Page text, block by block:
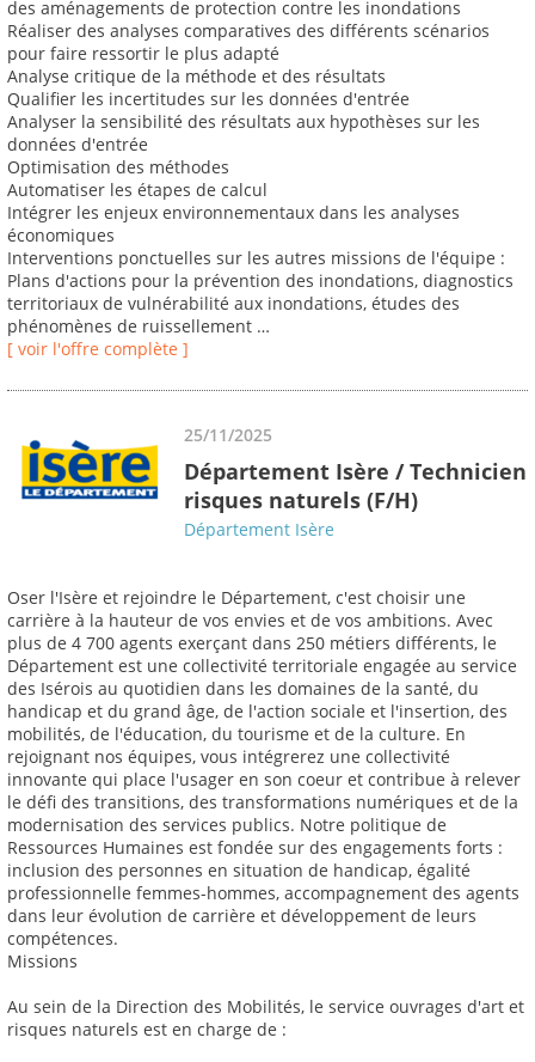
des aménagements de protection contre les inondations
Réaliser des analyses comparatives des différents scénarios
pour faire ressortir le plus adapté
Analyse critique de la méthode et des résultats
Qualifier les incertitudes sur les données d'entrée
Analyser la sensibilité des résultats aux hypothèses sur les
données d'entrée
Optimisation des méthodes
Automatiser les étapes de calcul
Intégrer les enjeux environnementaux dans les analyses
économiques
Interventions ponctuelles sur les autres missions de l'équipe :
Plans d'actions pour la prévention des inondations, diagnostics
territoriaux de vulnérabilité aux inondations, études des
phénomènes de ruissellement …
[ voir l'offre complète ]
25/11/2025
Département Isère / Technicien
risques naturels (F/H)
Département Isère
Oser l'Isère et rejoindre le Département, c'est choisir une
carrière à la hauteur de vos envies et de vos ambitions. Avec
plus de 4 700 agents exerçant dans 250 métiers différents, le
Département est une collectivité territoriale engagée au service
des Isérois au quotidien dans les domaines de la santé, du
handicap et du grand âge, de l'action sociale et l'insertion, des
mobilités, de l'éducation, du tourisme et de la culture. En
rejoignant nos équipes, vous intégrerez une collectivité
innovante qui place l'usager en son coeur et contribue à relever
le défi des transitions, des transformations numériques et de la
modernisation des services publics. Notre politique de
Ressources Humaines est fondée sur des engagements forts :
inclusion des personnes en situation de handicap, égalité
professionnelle femmes-hommes, accompagnement des agents
dans leur évolution de carrière et développement de leurs
compétences.
Missions
Au sein de la Direction des Mobilités, le service ouvrages d'art et
risques naturels est en charge de :